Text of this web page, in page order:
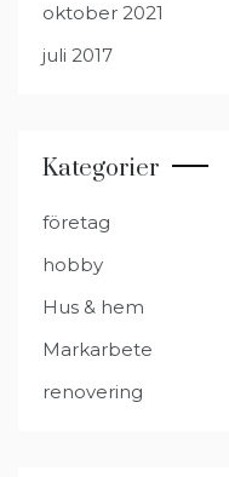
oktober 2021
juli 2017
Kategorier
företag
hobby
Hus & hem
Markarbete
renovering